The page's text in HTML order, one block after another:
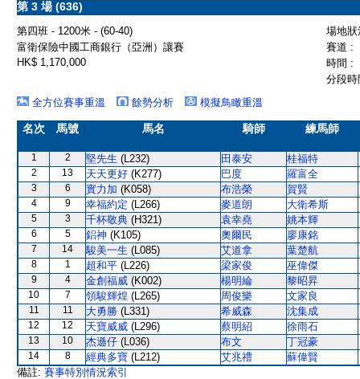
第 3 場 (636)
第四班 - 1200米 - (60-40)
場地
富衛保險中國工商銀行（亞洲）讓賽
賽道 :
HK$ 1,170,000
時間 :
分段
全方位賽事重溫
餘勢分析 模擬鳥瞰重溫
名次 馬號 馬名 騎師 練馬師
1 2 堅先生 (L232) 田泰安 桂福特
2 13 天天更好 (K277) 巴度 羅富全
3 6 實力加 (K058) 布浩榮 賀賢
4 9 幸福約定 (L266) 麥道朗 大衛希斯
5 3 千杯敬典 (H321) 袁幸堯 姚本輝
6 5 鋁神 (K105) 奧爾民 廖康銘
7 14 駿美一生 (L085) 艾道拿 葉楚航
8 1 超和平 (L226) 梁家俊 巫偉傑
9 4 金創福威 (K002) 楊明綸 黎昭昇
10 7 領駿輝煌 (L265) 周俊樂 文家良
11 11 大勇勝 (L331) 希威森 沈集成
12 12 天寶威威 (L296) 蔡明紹 徐雨石
13 10 杰遜仔 (L036) 布文 丁冠豪
14 8 經典多寶 (L212) 艾兆禮
蘇偉賢
備註: 賽事特別情況索引